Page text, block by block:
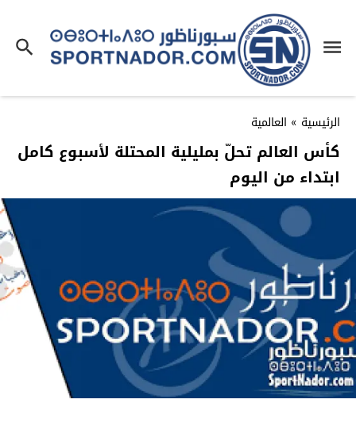
الرئيسية » العالمية
كأس العالم تحلّ بمليلية المحتلة لأسبوع كامل
ابتداء من اليوم